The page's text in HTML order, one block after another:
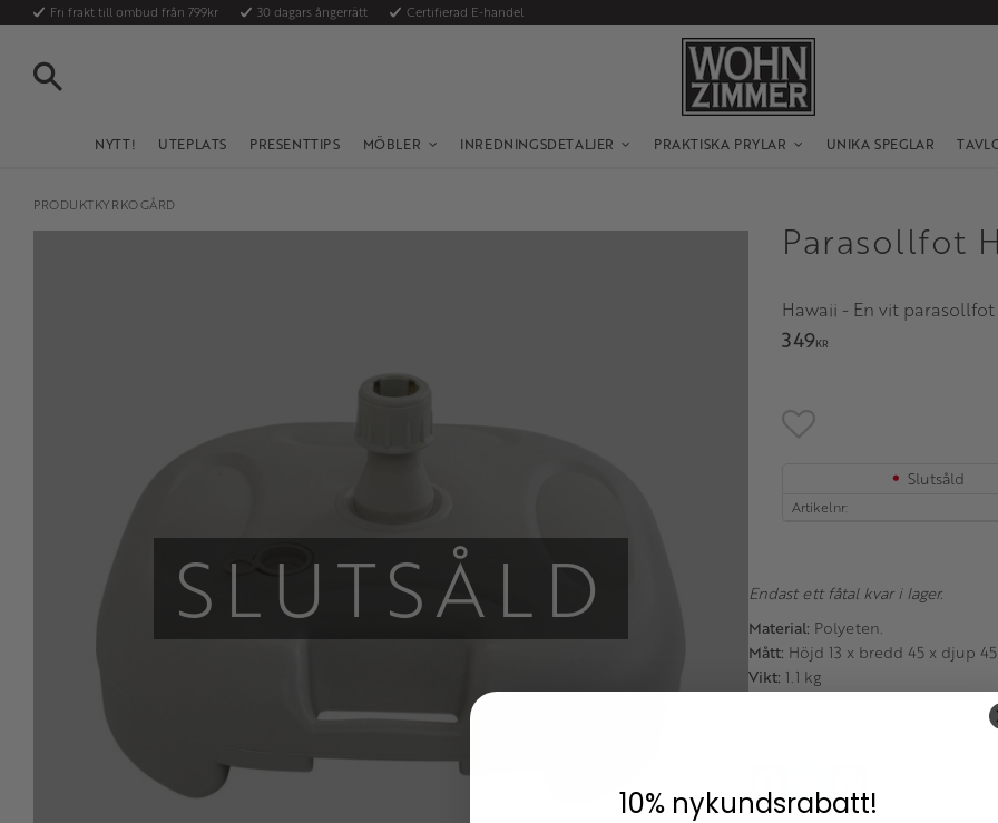
Fri frakt till ombud från 799kr 30 dagars ångerrätt Certifierad E-handel
NYTT! UTEPLATS PRESENTTIPS MÖBLER INREDNINGSDETALJER PRAKTISKA PRYLAR UNIKA SPEGLAR
PRODUKTKYRKOGÅRD
Parasollfot
​Hawaii - En vit
SLUTSÅLD
349KR
Lägg till i favoriter
Slutsåld
Artikelnr
Endast ett fåtal kvar i lager.
Material: Polyeten.
Mått: Höjd 13 x bredd 45 x djup
Vikt: 1.1 kg
10% nykundsrabatt!